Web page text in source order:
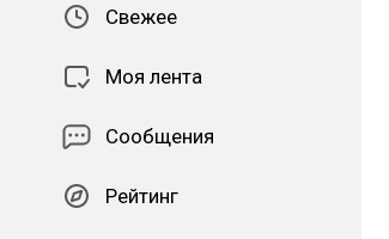
Свежее
Моя лента
Сообщения
Рейтинг